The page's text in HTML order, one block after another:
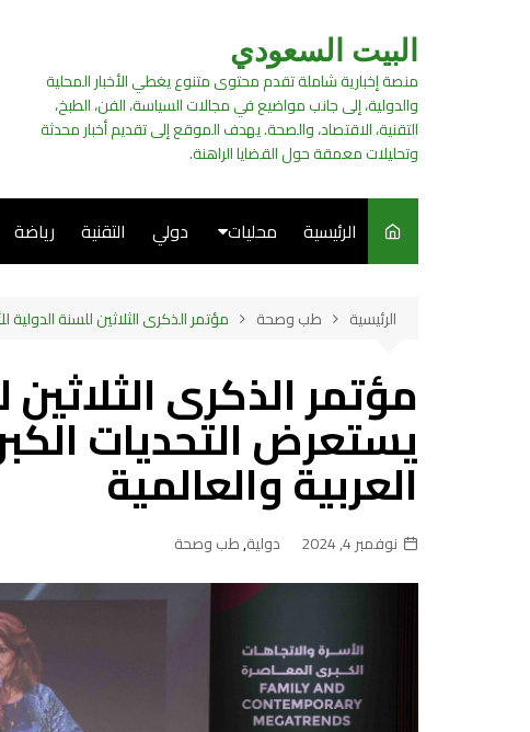
البيت السعودي
منصة إخبارية شاملة تقدم محتوى متنوع يغطي الأخبار المحلية
والدولية، إلى جانب مواضيع في مجالات السياسة، الفن، الطبخ،
التقنية، الاقتصاد، والصحة. يهدف الموقع إلى تقديم أخبار محدثة
وتحليلات معمقة حول القضايا الراهنة.
الرئيسية محليات
طبخ
دولي التقنية رياضة
الرئيسية طب وصحة مؤتمر الذكرى الثلاثين للسنة الدولية
مؤتمر الذكرى
يستعرض التحديات
العربية والعالمية
نوفمبر 4, 2024 دولية,طب وصحة